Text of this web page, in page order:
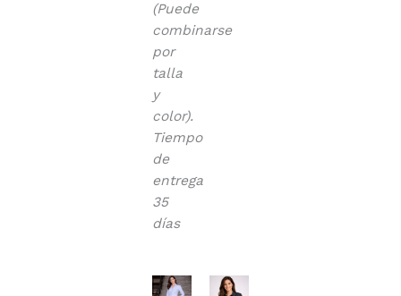
(Puede
combinarse
por
talla
y
color).
Tiempo
de
entrega
35
días